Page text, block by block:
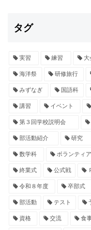
タグ
実習 練習 大
海洋祭 研修旅行
みずなぎ 国語科
講習 イベント
第３回学校説明会
部活動紹介 研究
数学科 ボランティア
終業式 公式戦
令和８年度 卒部式
部活動 テスト
資格 交流 食